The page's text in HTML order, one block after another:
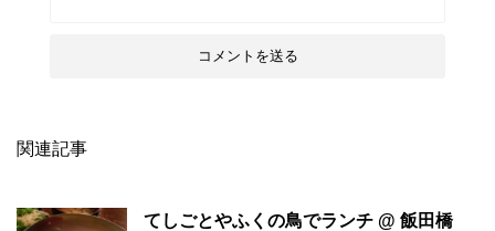
関連記事
てしごとやふくの鳥でランチ @ 飯田橋